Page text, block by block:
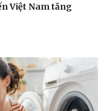
Việt Nam tăng